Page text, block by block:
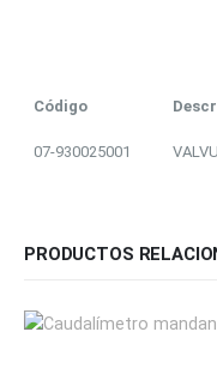
Código
07-930025001
PRODUCTOS